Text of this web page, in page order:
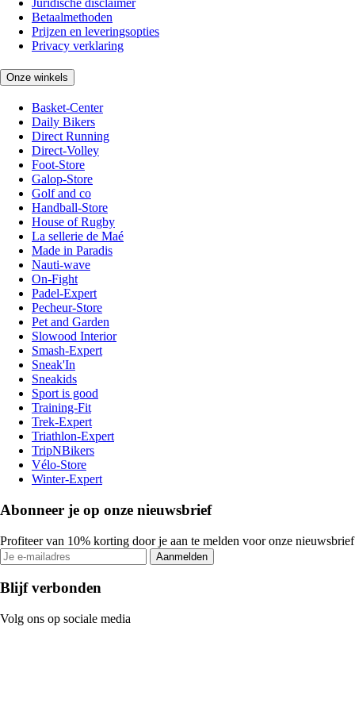
Betaalmethoden
Prijzen en leveringsopties
Privacy verklaring
Onze winkels
Basket-Center
Daily Bikers
Direct Running
Direct-Volley
Foot-Store
Galop-Store
Golf and co
Handball-Store
House of Rugby
La sellerie de Maé
Made in Paradis
Nauti-wave
On-Fight
Padel-Expert
Pecheur-Store
Pet and Garden
Slowood Interior
Smash-Expert
Sneak'In
Sneakids
Sport is good
Training-Fit
Trek-Expert
Triathlon-Expert
TripNBikers
Vélo-Store
Winter-Expert
Abonneer je op onze nieuwsbrief
Profiteer van 10% korting door je aan te melden voor onze nieuwsbrief
Aanmelden
Blijf verbonden
Volg ons op sociale media